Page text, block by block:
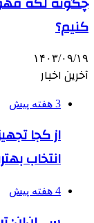
کنیم؟
۱۴۰۳/۰۹/۱۹
آخرین اخبار
3 هفته پیش
از کجا
انتخاب
4 هفته پیش